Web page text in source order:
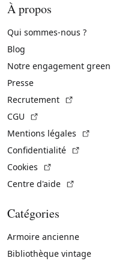
À propos
Qui sommes-nous ?
Blog
Notre engagement green
Presse
Recrutement
CGU
Mentions légales
Confidentialité
Cookies
Centre d'aide
Catégories
Armoire ancienne
Bibliothèque vintage